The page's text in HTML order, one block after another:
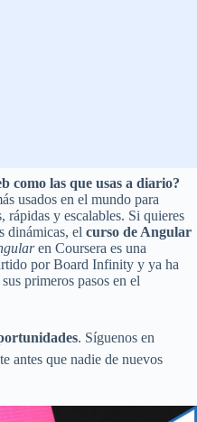
como las que usas a diario?
usados en el mundo para
rápidas y escalables. Si quieres
dinámicas, el curso de Angular
en Coursera es una
por Board Infinity y ya ha
primeros pasos en el
. Síguenos en
antes que nadie de nuevos